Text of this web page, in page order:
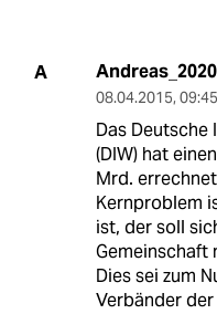
A Andreas_2020
08.04.2015,
Das
(DIW) hat
Mrd.
Kernproblem
ist, der soll
Gemeinschaft
Dies sei zum
Verbänder